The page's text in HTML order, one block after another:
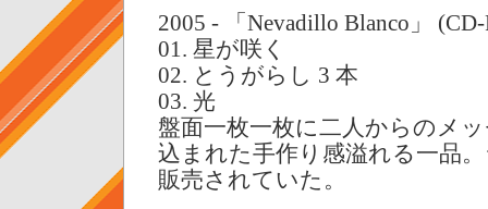
2005 - 「Nevadillo Blanco」
01. 星が咲く
02. とうがらし 3 本
03. 光
盤面一枚一枚に二人からのメ
込まれた手作り感溢れる一品
販売されていた。